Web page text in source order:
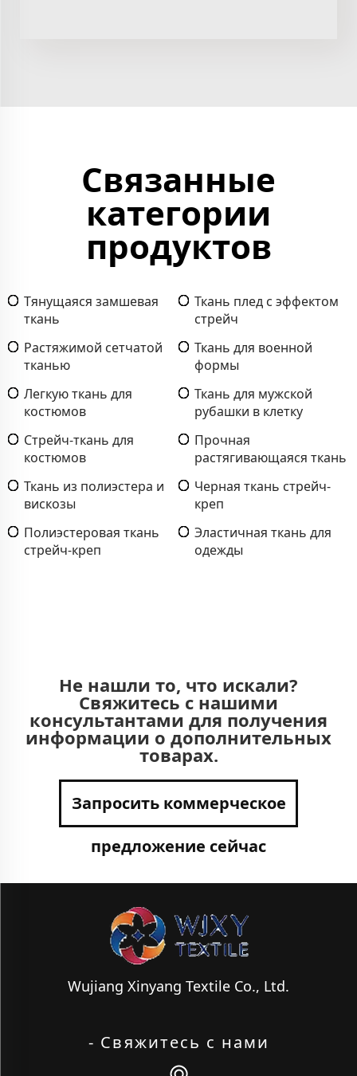
Связанные
категории
продуктов
Тянущаяся замшевая
ткань
Ткань плед с эффектом
стрейч
Растяжимой сетчатой
тканью
Ткань для военной
формы
Легкую ткань для
костюмов
Ткань для мужской
рубашки в клетку
Стрейч-ткань для
костюмов
Прочная
растягивающаяся ткань
Ткань из полиэстера и
вискозы
Черная ткань стрейч-
креп
Полиэстеровая ткань
стрейч-креп
Эластичная ткань для
одежды
Не нашли то, что искали?
Свяжитесь с нашими
консультантами для получения
информации о дополнительных
товарах.
Запросить коммерческое
предложение сейчас
Wujiang Xinyang Textile Co., Ltd.
- Свяжитесь с нами